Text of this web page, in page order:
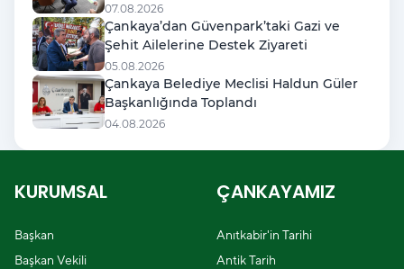
07.08.2026
Çankaya’dan Güvenpark’taki Gazi ve
Şehit Ailelerine Destek Ziyareti
05.08.2026
Çankaya Belediye Meclisi Haldun Güler
Başkanlığında Toplandı
04.08.2026
KURUMSAL
Başkan
Başkan Vekili
ÇANKAYAMIZ
Anıtkabir'in Tarihi
Antik Tarih